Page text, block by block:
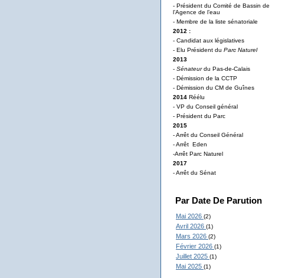
- Président du Comité de Bassin de
l’Agence de l’eau
- Membre de la liste sénatoriale
2012 :
- Candidat aux législatives
- Elu Président du Parc Naturel
2013
- Sénateurdu Pas-de-Calais
- Démission de la CCTP
- Démission du CM de Guînes
2014 Réélu
- VP du Conseil général
- Président du Parc
2015
- Arrêt du Conseil Général
- Arrêt Eden
-Arrêt Parc Naturel
2017
- Arrêt du Sénat
Par Date De Parution
Mai 2026 (2)
Avril 2026 (1)
Mars 2026 (2)
Février 2026 (1)
Juillet 2025 (1)
Mai 2025 (1)